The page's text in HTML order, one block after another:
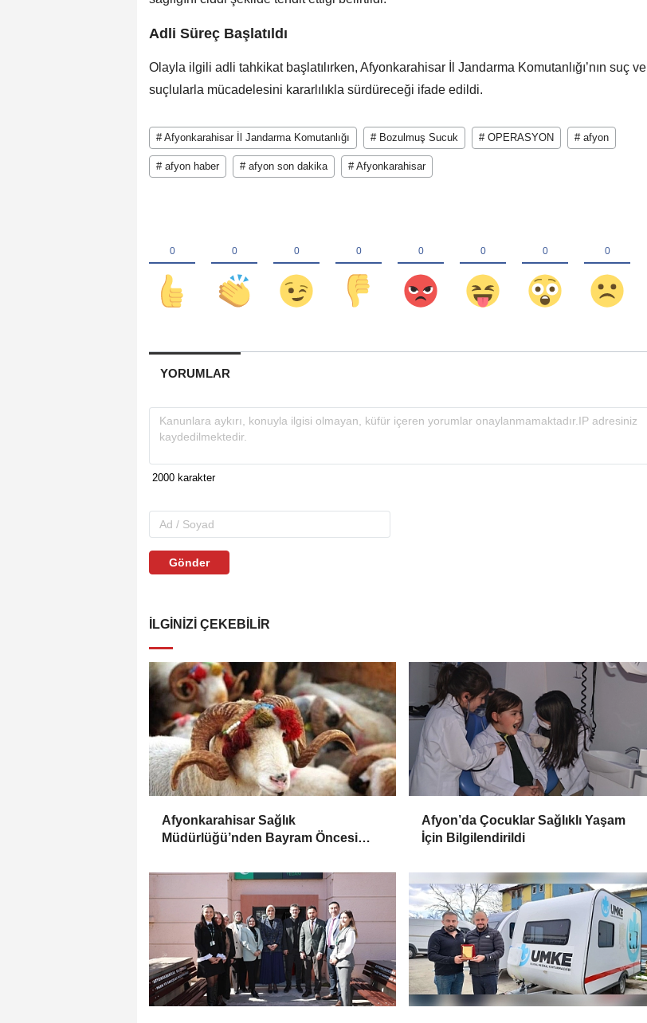
Adli Süreç Başlatıldı
Olayla ilgili adli tahkikat başlatılırken, Afyonkarahisar İl Jandarma Komutanlığı’nın suç ve
suçlularla mücadelesini kararlılıkla sürdüreceği ifade edildi.
# Afyonkarahisar İl Jandarma Komutanlığı # Bozulmuş Sucuk # OPERASYON # afyon
# afyon haber # afyon son dakika # Afyonkarahisar
YORUMLAR
Gönder
İLGINIZI ÇEKEBILIR
Afyonkarahisar Sağlık
Müdürlüğü’nden Bayram Öncesi
Kural
Afyon’da Çocuklar Sağlıklı Yaşam
İçin Bilgilendirildi